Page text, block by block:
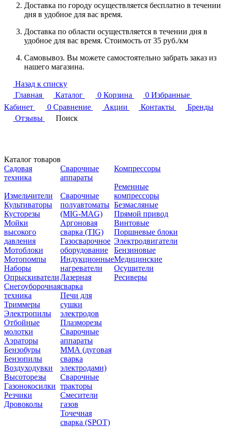
Доставка по городу осуществляется бесплатно в течении
дня в удобное для вас время.
Доставка по области осуществляется в течении дня в
удобное для вас время. Стоимость от 35 руб./км
Самовывоз. Вы можете самостоятельно забрать заказ из
нашего магазина.
Назад к списку
Главная
Каталог 0 Корзина 0 Избранные
Кабинет
0 Сравнение Акции Контакты
Бренды
Отзывы
Поиск
Каталог товаров
Садовая
техника
Измельчители
Культиваторы
Кусторезы
Мойки
высокого
давления
Мотоблоки
Мотопомпы
Наборы
Опрыскиватели
Снегоуборочная
техника
Триммеры
Электропилы
Отбойные
молотки
Аэраторы
Бензобуры
Бензопилы
Воздуходувки
Высоторезы
Газонокосилки
Резчики
Дровоколы
Сварочные
аппараты
Сварочные
полуавтоматы
(MIG-MAG)
Аргоновая
сварка (TIG)
Газосварочное
оборудование
Индукционные
нагреватели
Лазерная
сварка
Печи для
сушки
электродов
Плазморезы
Сварочные
аппараты
ММА (дуговая
сварка
электродами)
Сварочные
тракторы
Смесители
газов
Точечная
сварка (SPOT)
Компрессоры
Ременные
компрессоры
Безмасляные
Прямой привод
Винтовые
Поршневые блоки
Электродвигатели
Бензиновые
Медицинские
Осушители
Ресиверы